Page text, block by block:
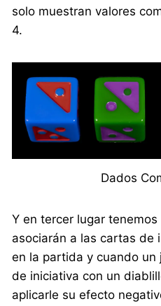
solo muestran valores
4.
Dados
Y en tercer lugar tenemos
asociarán a las cartas de
en la partida y cuando
de iniciativa con un
aplicarle su efecto